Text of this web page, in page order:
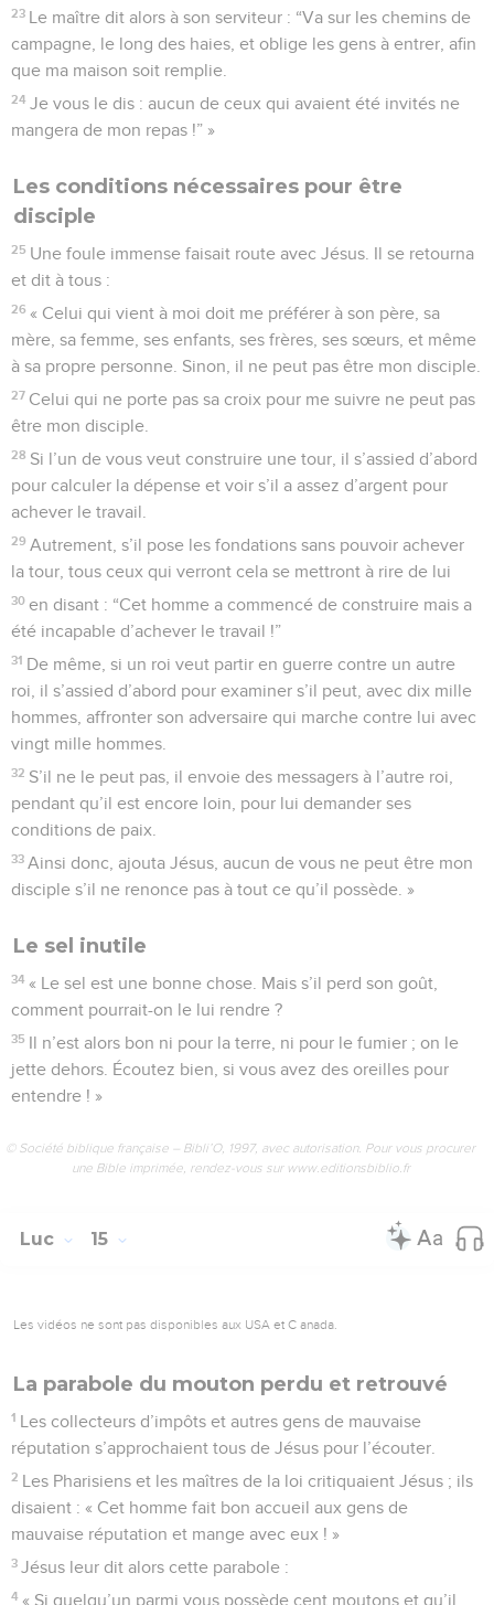
23 Le maître dit alors à son serviteur : “Va sur les chemins de
campagne, le long des haies, et oblige les gens à entrer, afin
que ma maison soit remplie.
24 Je vous le dis : aucun de ceux qui avaient été invités ne
mangera de mon repas !” »
Les conditions nécessaires pour être
disciple
25 Une foule immense faisait route avec Jésus. Il se retourna
et dit à tous :
26 « Celui qui vient à moi doit me préférer à son père, sa
mère, sa femme, ses enfants, ses frères, ses sœurs, et même
à sa propre personne. Sinon, il ne peut pas être mon disciple.
27 Celui qui ne porte pas sa croix pour me suivre ne peut pas
être mon disciple.
28 Si l’un de vous veut construire une tour, il s’assied d’abord
pour calculer la dépense et voir s’il a assez d’argent pour
achever le travail.
29 Autrement, s’il pose les fondations sans pouvoir achever
la tour, tous ceux qui verront cela se mettront à rire de lui
30 en disant : “Cet homme a commencé de construire mais a
été incapable d’achever le travail !”
31 De même, si un roi veut partir en guerre contre un autre
roi, il s’assied d’abord pour examiner s’il peut, avec dix mille
hommes, affronter son adversaire qui marche contre lui avec
vingt mille hommes.
32 S’il ne le peut pas, il envoie des messagers à l’autre roi,
pendant qu’il est encore loin, pour lui demander ses
conditions de paix.
33 Ainsi donc, ajouta Jésus, aucun de vous ne peut être mon
disciple s’il ne renonce pas à tout ce qu’il possède. »
Le sel inutile
34 « Le sel est une bonne chose. Mais s’il perd son goût,
comment pourrait-on le lui rendre ?
35 Il n’est alors bon ni pour la terre, ni pour le fumier ; on le
jette dehors. Écoutez bien, si vous avez des oreilles pour
entendre ! »
© Société biblique française – Bibli’O, 1997, avec autorisation. Pour vous procurer
une Bible imprimée, rendez-vous sur www.editionsbiblio.fr
Luc 15
Les vidéos ne sont pas disponibles aux USA et C anada.
La parabole du mouton perdu et retrouvé
1 Les collecteurs d’impôts et autres gens de mauvaise
réputation s’approchaient tous de Jésus pour l’écouter.
2 Les Pharisiens et les maîtres de la loi critiquaient Jésus ; ils
disaient : « Cet homme fait bon accueil aux gens de
mauvaise réputation et mange avec eux ! »
3 Jésus leur dit alors cette parabole :
4 « Si quelqu’un parmi vous possède cent moutons et qu’il